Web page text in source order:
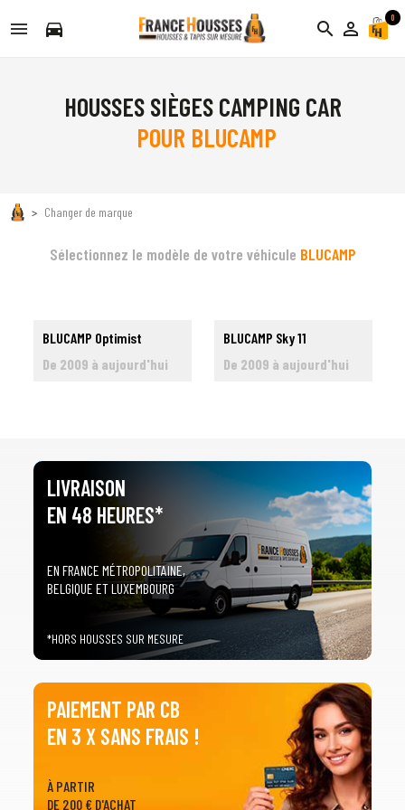
directions_car search person_outline
0
HOUSSES SIÈGES CAMPING CAR
POUR BLUCAMP
Changer de marque
Sélectionnez le modèle de votre véhicule BLUCAMP
BLUCAMP Optimist
De 2009 à aujourd'hui
BLUCAMP Sky 11
De 2009 à aujourd'hui
LIVRAISON
EN 48 HEURES*
EN FRANCE MÉTROPOLITAINE,
BELGIQUE ET LUXEMBOURG
*HORS HOUSSES SUR MESURE
PAIEMENT PAR CB
EN 3 X SANS FRAIS !
À PARTIR
DE 200 € D'ACHAT